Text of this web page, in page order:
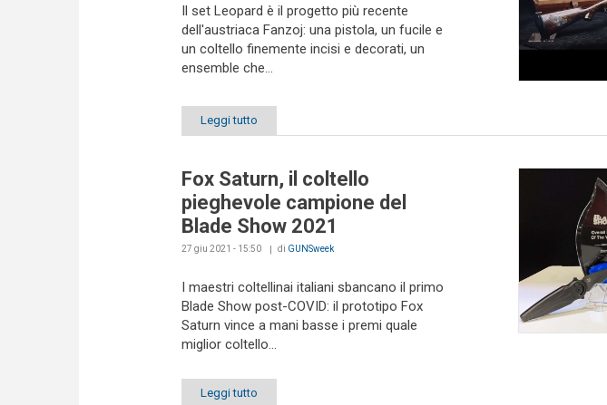
Il set Leopard è il progetto più recente
dell'austriaca Fanzoj: una pistola, un fucile e
un coltello finemente incisi e decorati, un
ensemble che...
Leggi tutto
Fox Saturn, il coltello
pieghevole campione del
Blade Show 2021
27 giu 2021 - 15:50 di GUNSweek
I maestri coltellinai italiani sbancano il primo
Blade Show post-COVID: il prototipo Fox
Saturn vince a mani basse i premi quale
miglior coltello...
Leggi tutto